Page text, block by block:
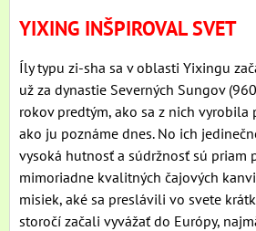
YIXING INŠPIROVAL SVET
Íly typu zi-sha sa v oblasti Yixingu
už za dynastie Severných Sungov
rokov predtým, ako sa z nich vyrobila
ako ju poznáme dnes. No ich
vysoká hutnosť a súdržnosť sú priam
mimoriadne kvalitných čajových
misiek, aké sa preslávili vo svete
storočí začali vyvážať do Európy,